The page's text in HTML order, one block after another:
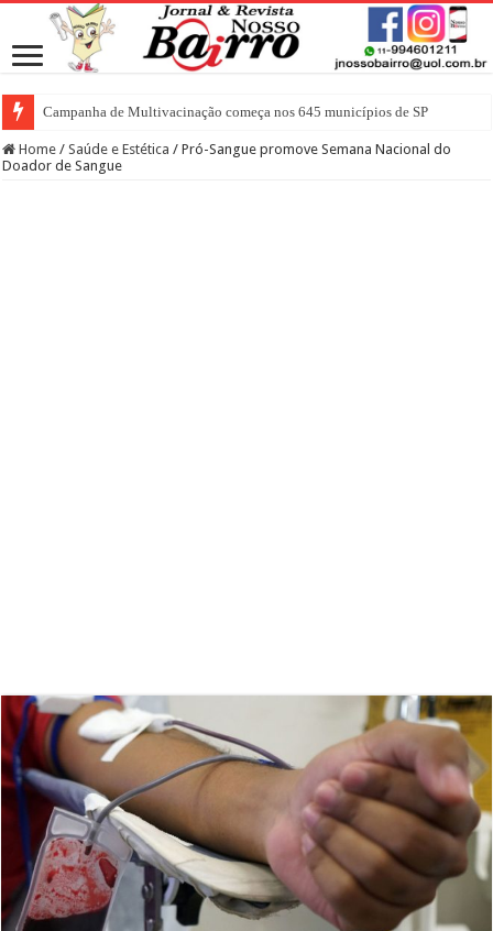
Campanha de Multivacinação começa nos 645 municípios de SP
Home / Saúde e Estética / Pró-Sangue promove Semana Nacional do
Doador de Sangue